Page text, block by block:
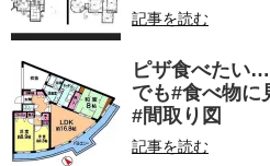
記事を読む
ピザ食べたい
でも#食べ物に
#間取り図
記事を読む